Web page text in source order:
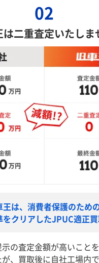
02
は二重査定いたしま
王は、消費者保護のため
をクリアしたJPUC適正
の査定金額が高いこと
、買取後に自社工場内